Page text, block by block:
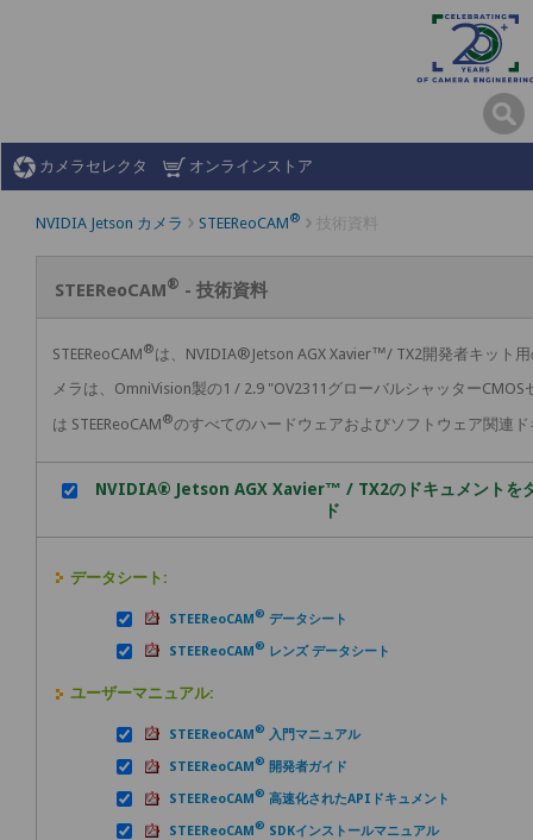
カメラセレクタ オンラインストア
NVIDIA Jetson カメラ STEEReoCAM® 技術資料
STEEReoCAM® - 技術資料
STEEReoCAM®は、NVIDIA®Jetson AGX Xavier™/ TX2開発者キット
メラは、OmniVision製の1 / 2.9 "OV2311グローバルシャッター
は STEEReoCAM®のすべてのハードウェアおよびソフトウェア関連
NVIDIA® Jetson AGX Xavier™ / TX2のドキュメントを
ド
データシート:
STEEReoCAM® データシート
STEEReoCAM® レンズ データシート
ユーザーマニュアル:
STEEReoCAM® 入門マニュアル
STEEReoCAM® 開発者ガイド
STEEReoCAM® 高速化されたAPIドキュメント
STEEReoCAM® SDKインストールマニュアル